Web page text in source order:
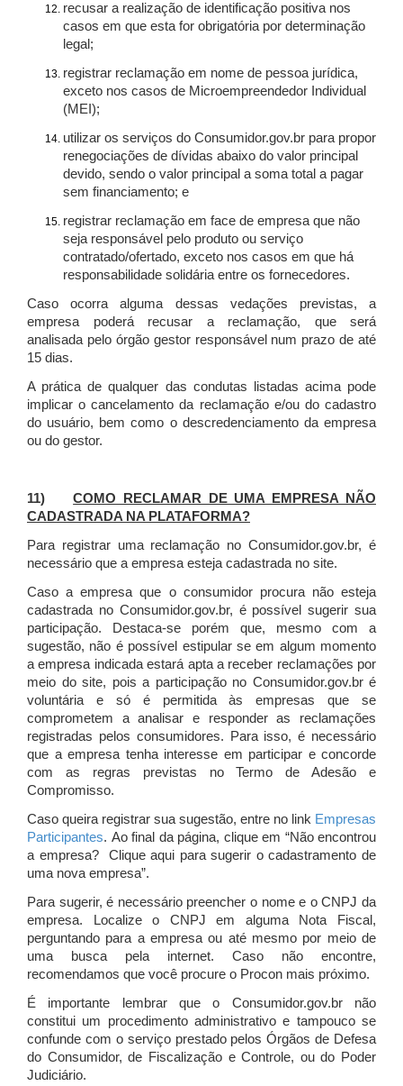
recusar a realização de identificação positiva nos
casos em que esta for obrigatória por determinação
legal;
registrar reclamação em nome de pessoa jurídica,
exceto nos casos de Microempreendedor Individual
(MEI);
utilizar os serviços do Consumidor.gov.br para propor
renegociações de dívidas abaixo do valor principal
devido, sendo o valor principal a soma total a pagar
sem financiamento; e
registrar reclamação em face de empresa que não
seja responsável pelo produto ou serviço
contratado/ofertado, exceto nos casos em que há
responsabilidade solidária entre os fornecedores.
Caso ocorra alguma dessas vedações previstas, a
empresa poderá recusar a reclamação, que será
analisada pelo órgão gestor responsável num prazo de até
15 dias.
A prática de qualquer das condutas listadas acima pode
implicar o cancelamento da reclamação e/ou do cadastro
do usuário, bem como o descredenciamento da empresa
ou do gestor.
11)COMO RECLAMAR DE UMA EMPRESA NÃO
CADASTRADA NA PLATAFORMA?
Para registrar uma reclamação no Consumidor.gov.br, é
necessário que a empresa esteja cadastrada no site.
Caso a empresa que o consumidor procura não esteja
cadastrada no Consumidor.gov.br, é possível sugerir sua
participação. Destaca-se porém que, mesmo com a
sugestão, não é possível estipular se em algum momento
a empresa indicada estará apta a receber reclamações por
meio do site, pois a participação no Consumidor.gov.br é
voluntária e só é permitida às empresas que se
comprometem a analisar e responder as reclamações
registradas pelos consumidores. Para isso, é necessário
que a empresa tenha interesse em participar e concorde
com as regras previstas no Termo de Adesão e
Compromisso.
Caso queira registrar sua sugestão, entre no link Empresas
Participantes. Ao final da página, clique em “Não encontrou
a empresa? Clique aqui para sugerir o cadastramento de
uma nova empresa”.
Para sugerir, é necessário preencher o nome e o CNPJ da
empresa. Localize o CNPJ em alguma Nota Fiscal,
perguntando para a empresa ou até mesmo por meio de
uma busca pela internet. Caso não encontre,
recomendamos que você procure o Procon mais próximo.
É importante lembrar que o Consumidor.gov.br não
constitui um procedimento administrativo e tampouco se
confunde com o serviço prestado pelos Órgãos de Defesa
do Consumidor, de Fiscalização e Controle, ou do Poder
Judiciário.